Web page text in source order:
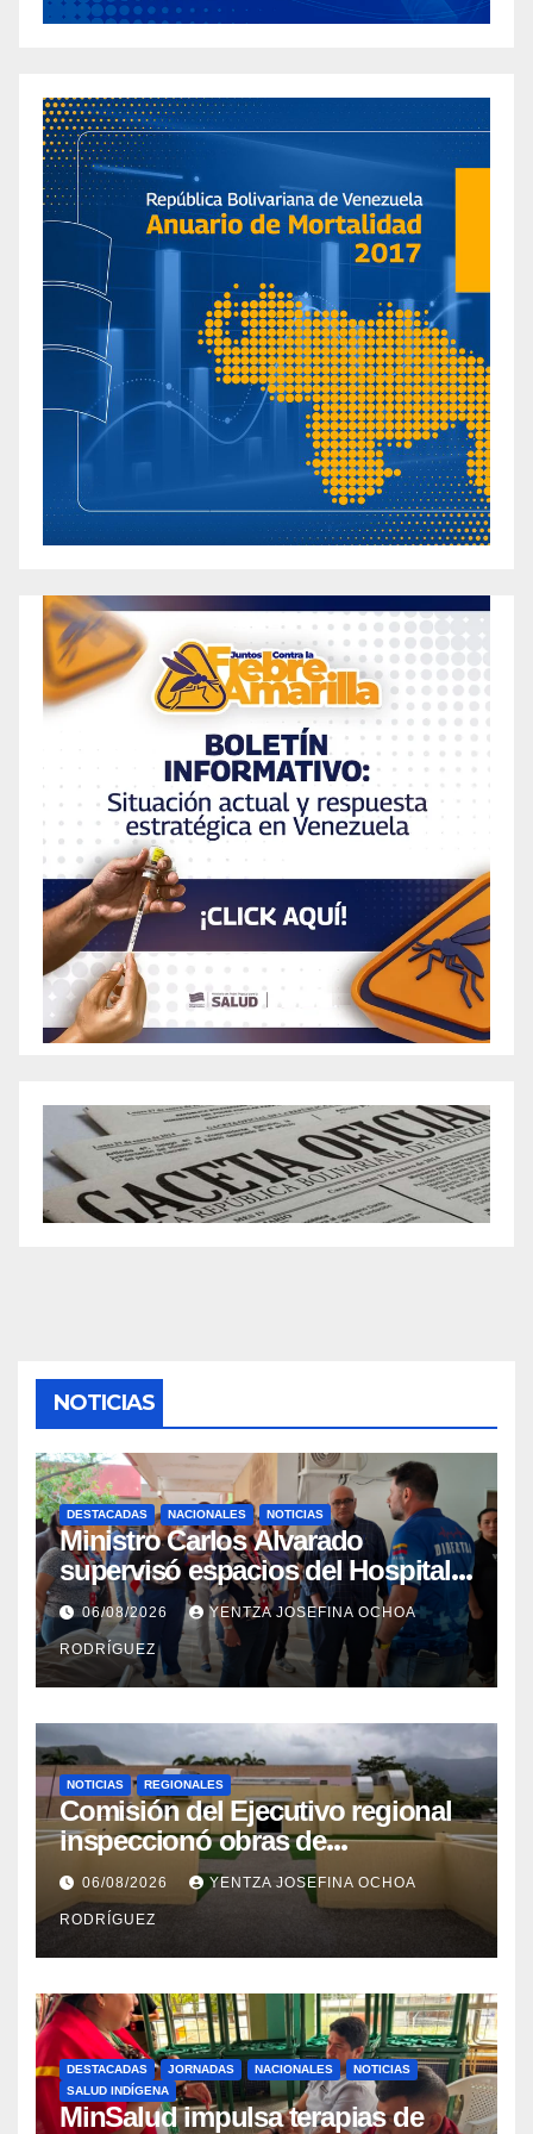
NOTICIAS
DESTACADAS NACIONALES NOTICIAS
Ministro Carlos Alvarado
supervisó espacios del Hospital
Dermatológico Dr. Martín Vegas
en La Guaira
06/08/2026 YENTZA JOSEFINA OCHOA
RODRÍGUEZ
NOTICIAS REGIONALES
Comisión del Ejecutivo regional
inspeccionó obras de
recuperación en la Maternidad
Integral Aragua
06/08/2026 YENTZA JOSEFINA OCHOA
RODRÍGUEZ
DESTACADAS JORNADAS NACIONALES
NOTICIAS
SALUD INDÍGENA
MinSalud impulsa terapias de